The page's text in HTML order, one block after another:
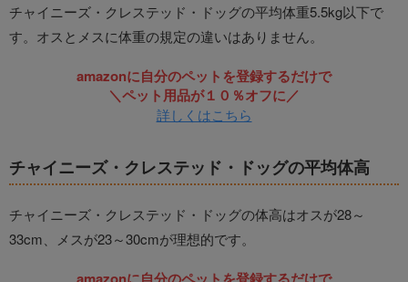
チャイニーズ・クレステッド・ドッグの平均体重5.5kg以下で
す。オスとメスに体重の規定の違いはありません。
amazonに自分のペットを登録するだけで
＼ペット用品が１０％オフに／
詳しくはこちら
チャイニーズ・クレステッド・ドッグの平均体高
チャイニーズ・クレステッド・ドッグの体高はオスが28～
33cm、メスが23～30cmが理想的です。